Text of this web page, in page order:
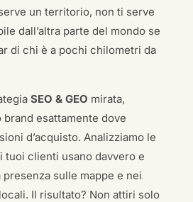
un territorio, non ti serve
dall’altra parte del mondo se
di chi è a pochi chilometri da
SEO & GEO mirata,
esattamente dove
d’acquisto. Analizziamo le
tuoi clienti usano davvero e
sulle mappe e nei
Il risultato? Non attiri solo